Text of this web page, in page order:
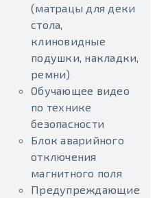
(матрацы для деки
стола,
клиновидные
подушки, накладки,
ремни)
Обучающее видео
по технике
безопасности
Блок аварийного
отключения
магнитного поля
Предупреждающие